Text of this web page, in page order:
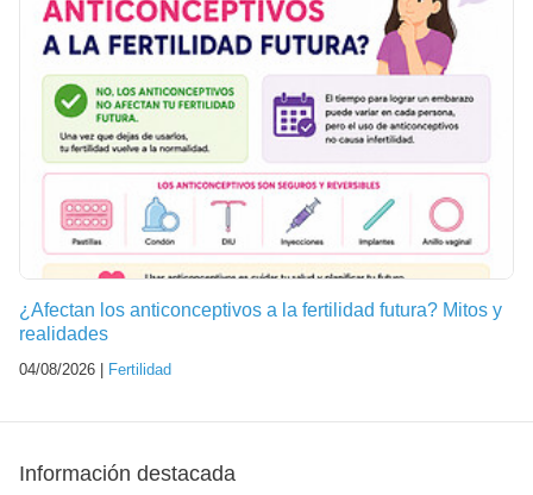
¿Afectan los anticonceptivos a la fertilidad futura? Mitos y
realidades
04/08/2026 | Fertilidad
Información destacada